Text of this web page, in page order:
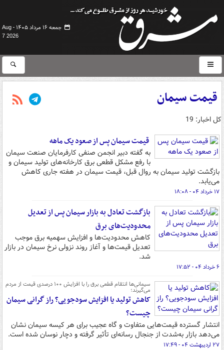
جمعه ۱۶ مرداد ۱۴۰۵ -
Aug
7 2026
قیمت سیمان
کل اخبار: 19
قیمت سیمان پس از صعود یک ماهه
به گفته دبیر انجمن صنفی کارفرمایان صنعت سیمان
با رفع مشکل قطعی برق کارخانه‌های تولید سیمان و
بازگشت تولید سیمان به روال قبل، قیمت سیمان در هفته جاری کاهش
می‌یابد.
۱۷ خرداد ۰۴ - ۱۸:۰۸
بازگشت تعادل به بازار سیمان پس از تعدیل
محدودیت‌های برق
کاهش محدودیت‌ها و افزایش سهمیه برق موجب
تعدیل قیمت‌ها و آغاز روند نزولی نرخ سیمان در بازار
شد.
۶ خرداد ۰۴ - ۱۷:۵۲
سیمانی‌ها انتقام قطعی برق را با افزایش ۱۰۰ درصدی قیمت از مردم
می‌گیرند؛
کاهش تولید یا افزایش سودجویی؟ راز گرانی سیمان
چیست؟
انتشار گسترده قیمت‌هایی متفاوت و گاه عجیب برای هر کیسه سیمان نشان
می‌دهد بازار به‌شدت از جنجال رسانه‌ای تأثیر گرفته و دچار نوسان شده است.
۲۷ اردیبهشت ۰۴ - ۱۷:۴۹